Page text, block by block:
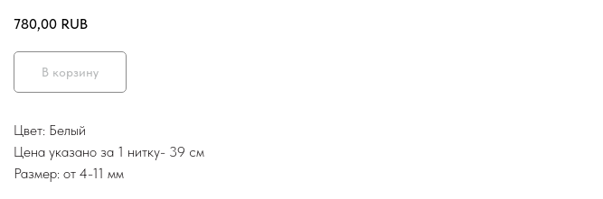
780,00 RUB
В корзину
Цвет: Белый
Цена указано за 1 нитку- 39 см
Размер: от 4-11 мм